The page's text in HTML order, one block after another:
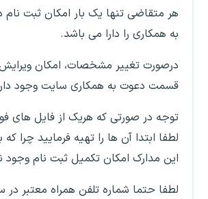
هر متقاضی تنها یک بار امکان ثبت نام
به همکاری را دارا می باشد.
درصورت تغییر مشخصات، امکان ویرایش
قسمت دعوت به همکاری سایت وجود
توجه در صورتی که هریک از فایل های
لطفا ابتدا آن ها را تهیه فرمایید چرا
این مدارک امکان تکمیل ثبت نام وجود
لطفا حتما شماره تلفن همراه معتبر در